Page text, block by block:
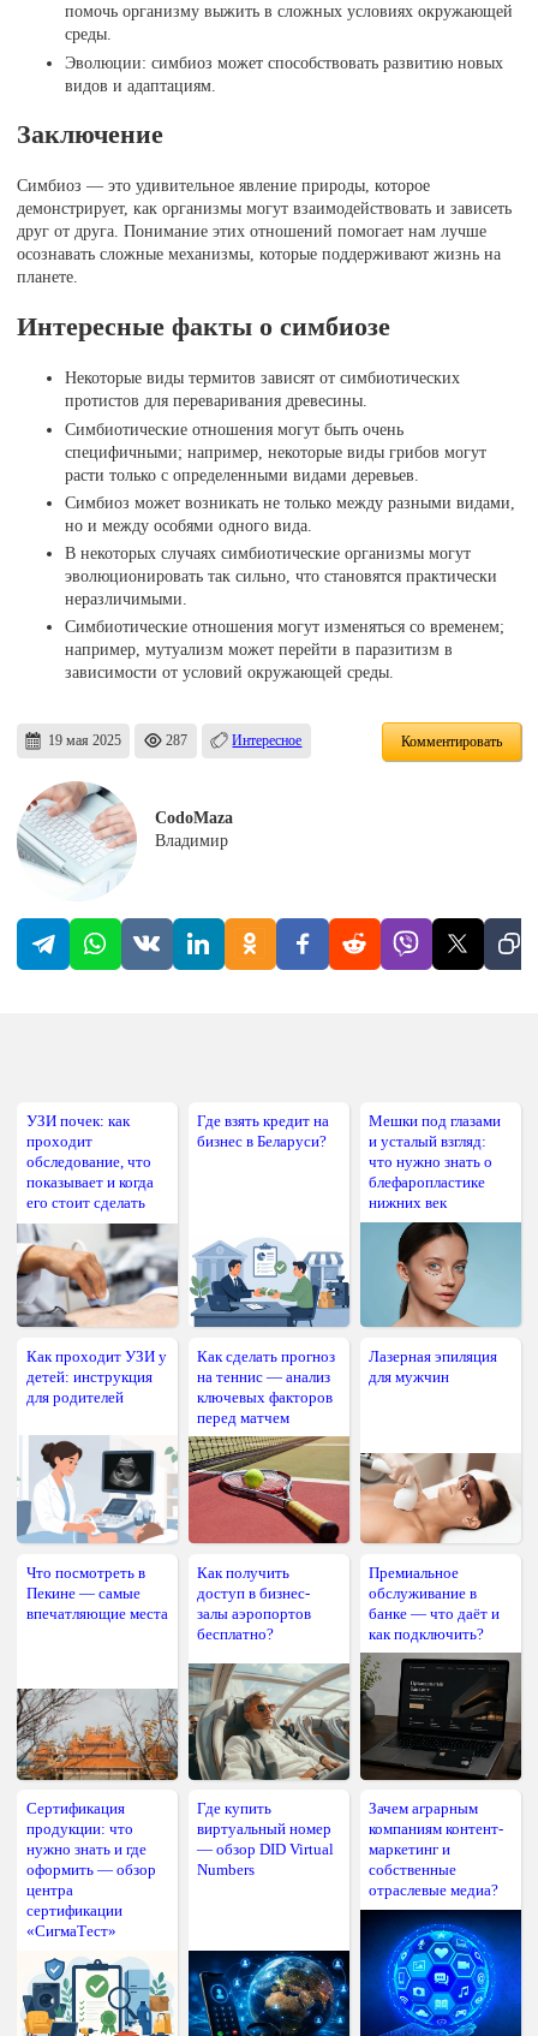
помочь организму выжить в сложных условиях окружающей
среды.
Эволюции: симбиоз может способствовать развитию новых
видов и адаптациям.
Заключение
Симбиоз — это удивительное явление природы, которое
демонстрирует, как организмы могут взаимодействовать и зависеть
друг от друга. Понимание этих отношений помогает нам лучше
осознавать сложные механизмы, которые поддерживают жизнь на
планете.
Интересные факты о симбиозе
Некоторые виды термитов зависят от симбиотических
протистов для переваривания древесины.
Симбиотические отношения могут быть очень
специфичными; например, некоторые виды грибов могут
расти только с определенными видами деревьев.
Симбиоз может возникать не только между разными видами,
но и между особями одного вида.
В некоторых случаях симбиотические организмы могут
эволюционировать так сильно, что становятся практически
неразличимыми.
Симбиотические отношения могут изменяться со временем;
например, мутуализм может перейти в паразитизм в
зависимости от условий окружающей среды.
19 мая 2025 287 Интересное Комментировать
CodoMaza
Владимир
УЗИ почек: как
проходит
обследование, что
показывает и когда
его стоит сделать
Где взять кредит на
бизнес в Беларуси?
Мешки под глазами
и усталый взгляд:
что нужно знать о
блефаропластике
нижних век
Как проходит УЗИ у
детей: инструкция
для родителей
Как сделать прогноз
на теннис — анализ
ключевых факторов
перед матчем
Лазерная эпиляция
для мужчин
Что посмотреть в
Пекине — самые
впечатляющие места
Как получить
доступ в бизнес-
залы аэропортов
бесплатно?
Премиальное
обслуживание в
банке — что даёт и
как подключить?
Сертификация
продукции: что
нужно знать и где
оформить — обзор
центра
сертификации
«СигмаТест»
Где купить
виртуальный номер
— обзор DID Virtual
Numbers
Зачем аграрным
компаниям контент-
маркетинг и
собственные
отраслевые медиа?